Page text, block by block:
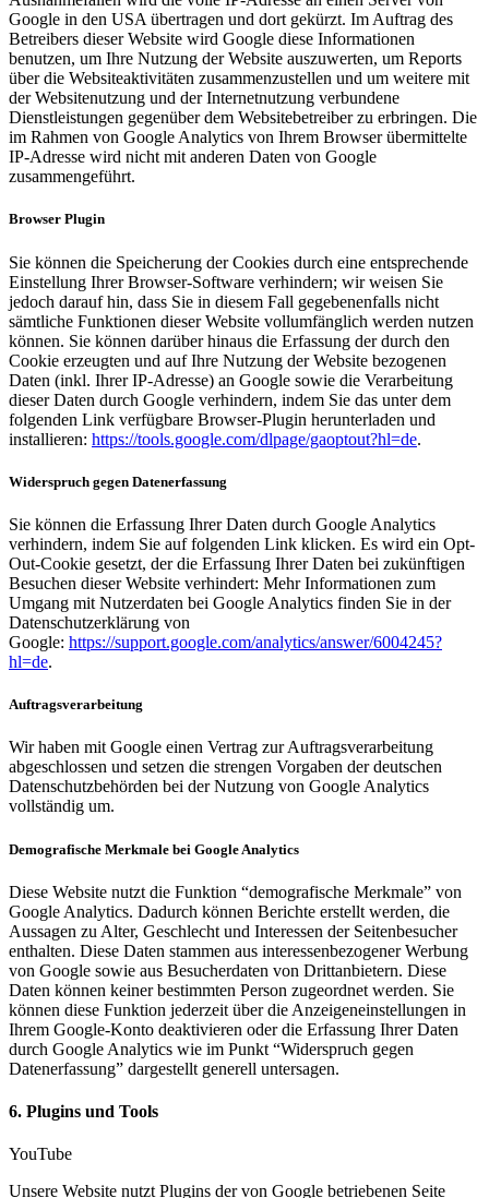
Google in den USA übertragen und dort gekürzt. Im Auftrag des
Betreibers dieser Website wird Google diese Informationen
benutzen, um Ihre Nutzung der Website auszuwerten, um Reports
über die Websiteaktivitäten zusammenzustellen und um weitere mit
der Websitenutzung und der Internetnutzung verbundene
Dienstleistungen gegenüber dem Websitebetreiber zu erbringen. Die
im Rahmen von Google Analytics von Ihrem Browser übermittelte
IP-Adresse wird nicht mit anderen Daten von Google
zusammengeführt.
Browser Plugin
Sie können die Speicherung der Cookies durch eine entsprechende
Einstellung Ihrer Browser-Software verhindern; wir weisen Sie
jedoch darauf hin, dass Sie in diesem Fall gegebenenfalls nicht
sämtliche Funktionen dieser Website vollumfänglich werden nutzen
können. Sie können darüber hinaus die Erfassung der durch den
Cookie erzeugten und auf Ihre Nutzung der Website bezogenen
Daten (inkl. Ihrer IP-Adresse) an Google sowie die Verarbeitung
dieser Daten durch Google verhindern, indem Sie das unter dem
folgenden Link verfügbare Browser-Plugin herunterladen und
installieren: https://tools.google.com/dlpage/gaoptout?hl=de.
Widerspruch gegen Datenerfassung
Sie können die Erfassung Ihrer Daten durch Google Analytics
verhindern, indem Sie auf folgenden Link klicken. Es wird ein Opt-
Out-Cookie gesetzt, der die Erfassung Ihrer Daten bei zukünftigen
Besuchen dieser Website verhindert: Mehr Informationen zum
Umgang mit Nutzerdaten bei Google Analytics finden Sie in der
Datenschutzerklärung von
Google: https://support.google.com/analytics/answer/6004245?
hl=de.
Auftragsverarbeitung
Wir haben mit Google einen Vertrag zur Auftragsverarbeitung
abgeschlossen und setzen die strengen Vorgaben der deutschen
Datenschutzbehörden bei der Nutzung von Google Analytics
vollständig um.
Demografische Merkmale bei Google Analytics
Diese Website nutzt die Funktion “demografische Merkmale” von
Google Analytics. Dadurch können Berichte erstellt werden, die
Aussagen zu Alter, Geschlecht und Interessen der Seitenbesucher
enthalten. Diese Daten stammen aus interessenbezogener Werbung
von Google sowie aus Besucherdaten von Drittanbietern. Diese
Daten können keiner bestimmten Person zugeordnet werden. Sie
können diese Funktion jederzeit über die Anzeigeneinstellungen in
Ihrem Google-Konto deaktivieren oder die Erfassung Ihrer Daten
durch Google Analytics wie im Punkt “Widerspruch gegen
Datenerfassung” dargestellt generell untersagen.
6. Plugins und Tools
YouTube
Unsere Website nutzt Plugins der von Google betriebenen Seite